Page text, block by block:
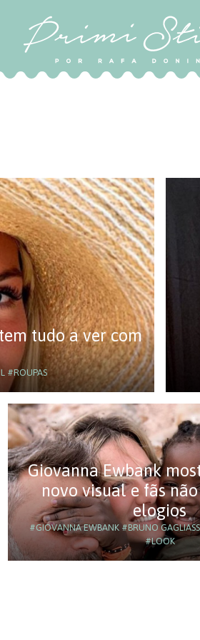
tudo a ver com
#ROUPAS
Giovanna Ewbank
novo visual e fãs
elogios
#GIOVANNA EWBANK#BRUNO
#LOOK